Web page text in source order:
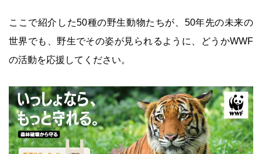
ここで紹介した50種の野生動物たちが、50年先の未来の
世界でも、野生でその姿が見られるように、どうかWWF
の活動を応援してください。